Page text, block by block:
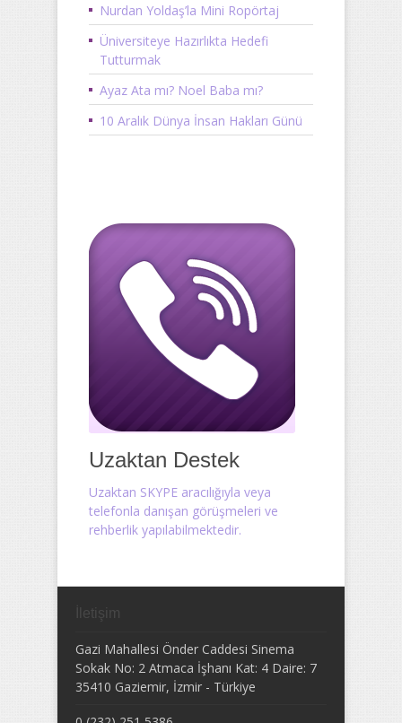
Nurdan Yoldaş’la Mini Ropörtaj
Üniversiteye Hazırlıkta Hedefi
Tutturmak
Ayaz Ata mı? Noel Baba mı?
10 Aralık Dünya İnsan Hakları Günü
Uzaktan Destek
Uzaktan SKYPE aracılığıyla veya
telefonla danışan görüşmeleri ve
rehberlik yapılabilmektedir.
İletişim
Gazi Mahallesi Önder Caddesi Sinema
Sokak No: 2 Atmaca İşhanı Kat: 4 Daire: 7
35410 Gaziemir, İzmir - Türkiye